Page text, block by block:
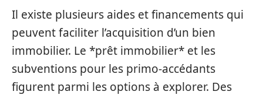
Il existe plusieurs aides et financements qui
peuvent faciliter l’acquisition d’un bien
immobilier. Le *prêt immobilier* et les
subventions pour les primo-accédants
figurent parmi les options à explorer. Des